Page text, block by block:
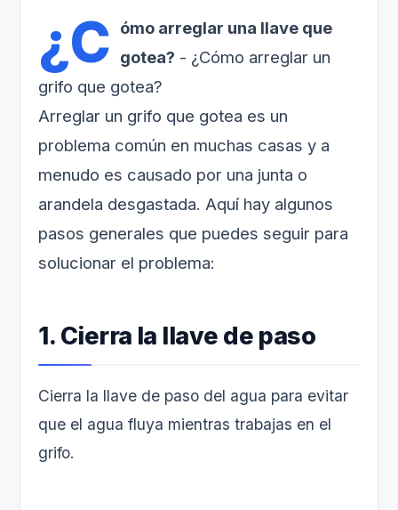
¿C ómo arreglar una llave que
gotea? - ¿Cómo arreglar un
grifo que gotea?
Arreglar un grifo que gotea es un
problema común en muchas casas y a
menudo es causado por una junta o
arandela desgastada. Aquí hay algunos
pasos generales que puedes seguir para
solucionar el problema:
1. Cierra la llave de paso
Cierra la llave de paso del agua para evitar
que el agua fluya mientras trabajas en el
grifo.